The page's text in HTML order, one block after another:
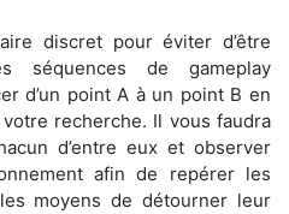
discret pour éviter d’être
séquences de gameplay
d’un point A à un point B en
recherche. Il vous faudra
d’entre eux et observer
afin de repérer les
moyens de détourner leur